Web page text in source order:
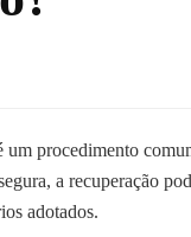
um procedimento
a recuperação
adotados.